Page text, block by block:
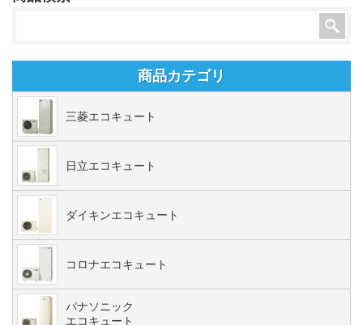
商品カテゴリ
三菱エコキュート
日立エコキュート
ダイキンエコキュート
コロナエコキュート
パナソニック
エコキュート